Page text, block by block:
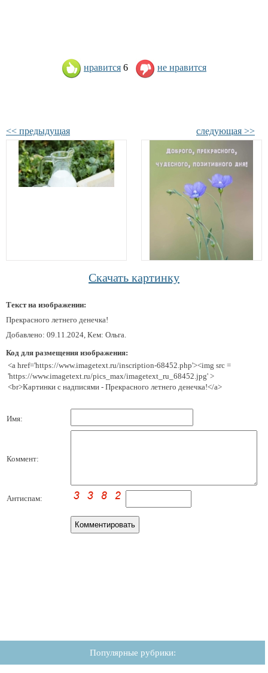
нравится 6 не нравится
<< предыдущая следующая >>
Скачать картинку
Текст на изображении:
Прекрасного летнего денечка!
Добавлено: 09.11.2024, Кем: Ольга.
Код для размещения изображения:
<a href='https://www.imagetext.ru/inscription-68452.php'><img src =
'https://www.imagetext.ru/pics_max/imagetext_ru_68452.jpg' >
<br>Картинки с надписями - Прекрасного летнего денечка!</a>
Имя:
Коммент:
Антиспам:
Популярные рубрики: